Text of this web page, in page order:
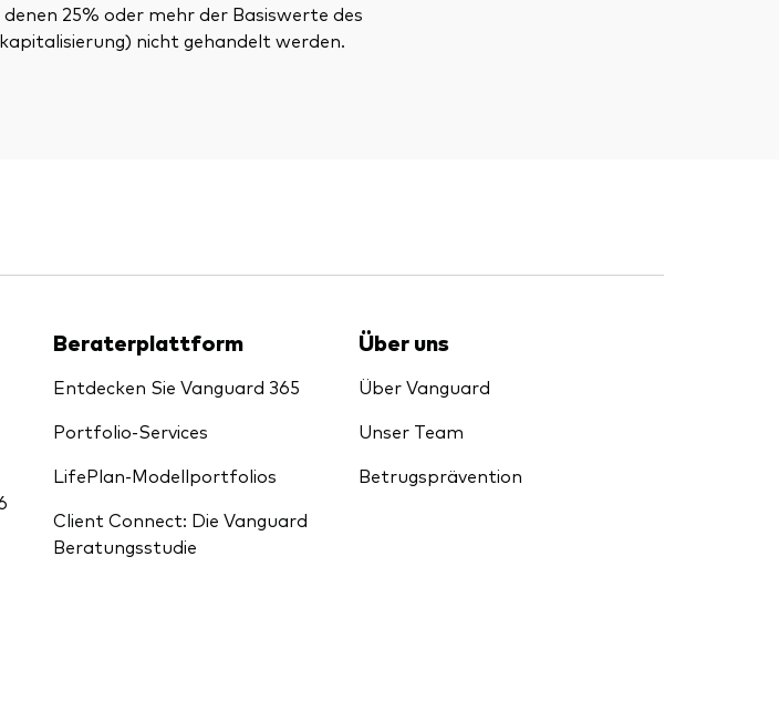
25% oder mehr der Basiswerte des
nicht gehandelt werden.
Beraterplattform
Entdecken Sie Vanguard 365
Portfolio-Services
LifePlan-Modellportfolios
Client Connect: Die Vanguard
Beratungsstudie
Über uns
Über Vanguard
Unser Team
Betrugsprävention